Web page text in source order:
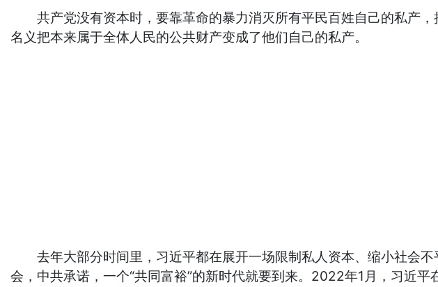
共产党没有资本时，要靠革命的暴力消灭所有平民百姓自己的私产，
名义把本来属于全体人民的公共财产变成了他们自己的私产。
去年大部分时间里，习近平都在展开一场限制私人资本、缩小社会不
会，中共承诺，一个“共同富裕”的新时代就要到来。2022年1月，习近平